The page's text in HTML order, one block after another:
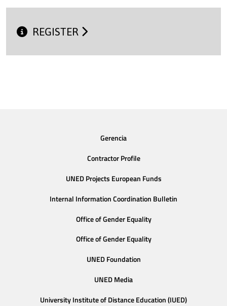
REGISTER
Gerencia
Contractor Profile
UNED Projects European Funds
Internal Information Coordination Bulletin
Office of Gender Equality
Office of Gender Equality
UNED Foundation
UNED Media
University Institute of Distance Education (IUED)